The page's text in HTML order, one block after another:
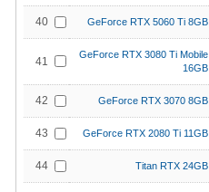
40 GeForce RTX 5060 Ti 8GB
41
GeForce RTX 3080 Ti Mobile
16GB
42 GeForce RTX 3070 8GB
43 GeForce RTX 2080 Ti 11GB
44 Titan RTX 24GB